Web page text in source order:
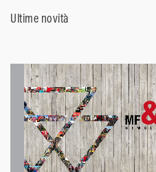
Ultime novità